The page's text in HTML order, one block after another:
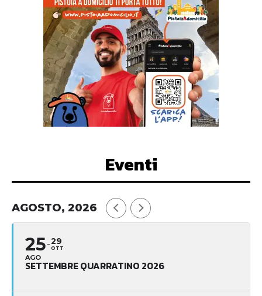
Eventi
AGOSTO, 2026
25
AGO
29
OTT
SETTEMBRE QUARRATINO 2026